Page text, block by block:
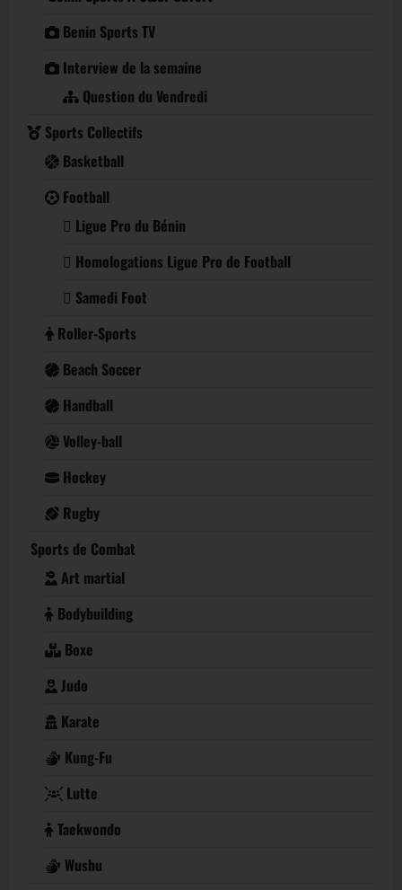
Benin Sports TV
Interview de la semaine
Question du Vendredi
Sports Collectifs
Basketball
Football
Ligue Pro du Bénin
Homologations Ligue Pro de Football
Samedi Foot
Roller-Sports
Beach Soccer
Handball
Volley-ball
Hockey
Rugby
Sports de Combat
Art martial
Bodybuilding
Boxe
Judo
Karate
Kung-Fu
Lutte
Taekwondo
Wushu